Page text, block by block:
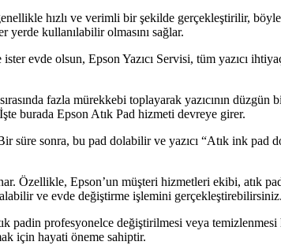
hızlı ve verimli bir şekilde gerçekleştirilir,
yerde kullanılabilir olmasını sağlar.
evde olsun, Epson Yazıcı Servisi, tüm yazıcı
fazla mürekkebi toplayarak yazıcının düzgün
burada Epson Atık Pad hizmeti devreye girer.
süre sonra, bu pad dolabilir ve yazıcı “Atık ink pad
Özellikle, Epson’un müşteri hizmetleri ekibi, atık
ve evde değiştirme işlemini gerçekleştirebilirsiniz.
padin profesyonelce değiştirilmesi veya temizlenmesi
için hayati öneme sahiptir.